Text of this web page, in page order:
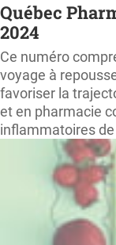
Québec
2024
Ce numéro
voyage à
favoriser la
et en pharmacie
inflammatoires de